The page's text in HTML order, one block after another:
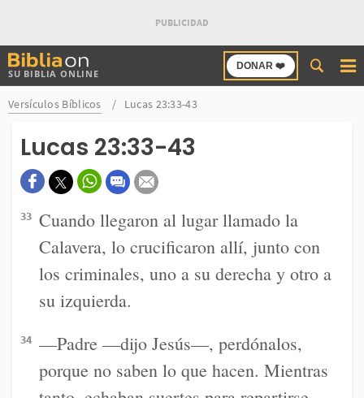
SU BIBLIA ONLINE
DONAR ❤️
Buscar
en
Bibliaon
Versículos Bíblicos Lucas 23:33-43
Lucas 23:33-43
33 Cuando llegaron al lugar llamado la
Calavera, lo crucificaron allí, junto con
los criminales, uno a su derecha y otro a
su izquierda.
34 —Padre —dijo Jesús—, perdónalos,
porque no saben lo que hacen. Mientras